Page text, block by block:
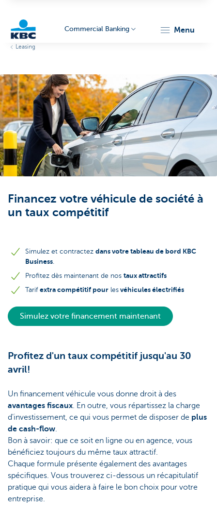
Corporate
Commercial Banking menu
Leasing
Financez votre véhicule de société à
un taux compétitif
Simulez et contractez dans votre tableau de bord KBC
Business.
Profitez dès maintenant de nos taux attractifs
Tarif extra compétitif pour les véhicules électrifiés
Simulez votre financement maintenant
Profitez d'un taux compétitif jusqu'au 30
avril!
Un financement véhicule vous donne droit à des
avantages fiscaux. En outre, vous répartissez la charge
d'investissement, ce qui vous permet de disposer de plus
de cash-flow.
Bon à savoir: que ce soit en ligne ou en agence, vous
bénéficiez toujours du même taux attractif.
Chaque formule présente également des avantages
spécifiques. Vous trouverez ci-dessous un récapitulatif
pratique qui vous aidera à faire le bon choix pour votre
entreprise.